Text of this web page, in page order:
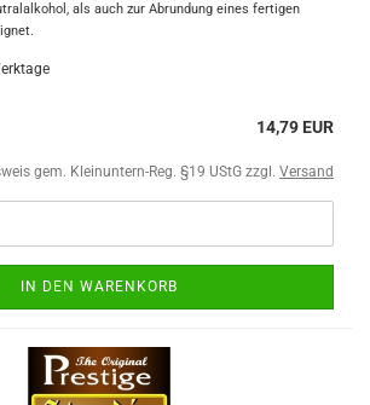
als auch zur Abrundung eines fertigen
14,79 EUR
gem. Kleinuntern-Reg. §19 UStG zzgl. Versand
IN DEN WARENKORB